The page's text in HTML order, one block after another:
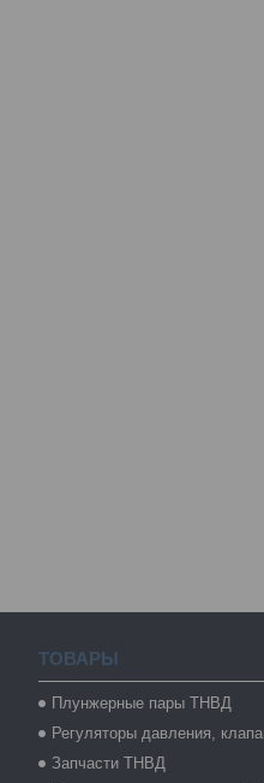
ТОВАРЫ
Плунжерные пары ТНВД
Регуляторы давления,
Запчасти ТНВД